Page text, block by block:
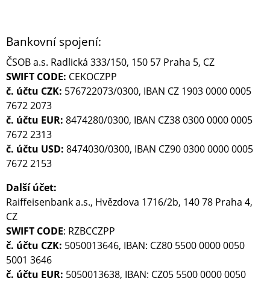
Bankovní spojení:
ČSOB a.s. Radlická 333/150, 150 57 Praha 5, CZ
SWIFT CODE: CEKOCZPP
č. účtu CZK: 576722073/0300, IBAN CZ 1903 0000 0005
7672 2073
č. účtu EUR: 8474280/0300, IBAN CZ38 0300 0000 0005
7672 2313
č. účtu USD: 8474030/0300, IBAN CZ90 0300 0000 0005
7672 2153
Další účet:
Raiffeisenbank a.s., Hvězdova 1716/2b, 140 78 Praha 4,
CZ
SWIFT CODE: RZBCCZPP
č. účtu CZK: 5050013646, IBAN: CZ80 5500 0000 0050
5001 3646
č. účtu EUR: 5050013638, IBAN: CZ05 5500 0000 0050